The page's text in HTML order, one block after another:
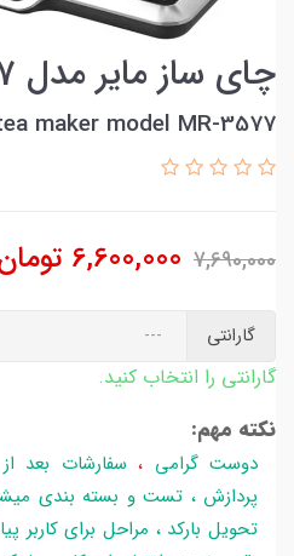
چای ساز مایر مدل MR-3577
maker model MR-3577
7,690,000
6,600,000
گارانتی
گارانتی را انتخاب کنید.
نکته مهم:
دوست گرامی ،سفارشات بعد
پردازش ، تست و بسته بندی